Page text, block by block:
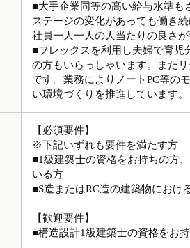
■大手企業同等の高い給与水準も
ステージの変化があっても働き
社員一人一人の人当たりの良さ
■フレックスを利用し夫婦で育児
の方もいらっしゃいます。また
です。業務によりノートPC等の
い環境づくりを推進しています。
【必須要件】
※下記いずれも要件を満たす方
■1級建築士の資格をお持ちの方
いる方
■S造またはRC造の建築物におけ
【歓迎要件】
■構造設計1級建築士の資格をお